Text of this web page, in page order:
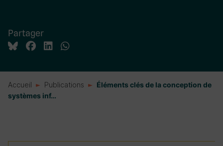
Partager
Accueil Publications
Éléments clés de la conception de
systèmes inf…